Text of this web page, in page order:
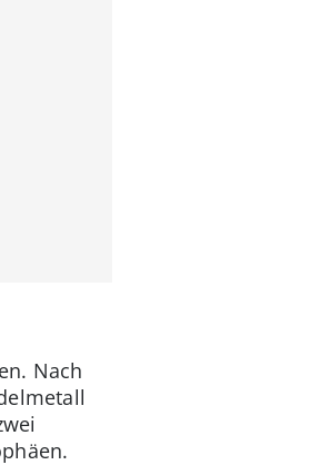
Nach